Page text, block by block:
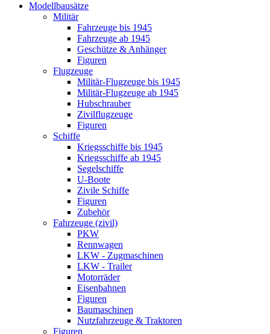
Modellbausätze
Militär
Fahrzeuge bis 1945
Fahrzeuge ab 1945
Geschütze & Anhänger
Figuren
Flugzeuge
Militär-Flugzeuge bis 1945
Militär-Flugzeuge ab 1945
Hubschrauber
Zivilflugzeuge
Figuren
Schiffe
Kriegsschiffe bis 1945
Kriegsschiffe ab 1945
Segelschiffe
U-Boote
Zivile Schiffe
Figuren
Zubehör
Fahrzeuge (zivil)
PKW
Rennwagen
LKW - Zugmaschinen
LKW - Trailer
Motorräder
Eisenbahnen
Figuren
Baumaschinen
Nutzfahrzeuge & Traktoren
Figuren